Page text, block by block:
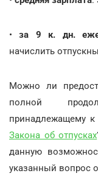
•за 9 к. дн.
начислить
Можно ли
полной
принадлежащему
Закона об отпусках
данную
указанный вопрос